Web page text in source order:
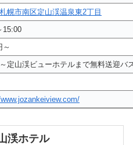
幌市南区定山渓温泉東2丁目
15:00
～
定山渓ビューホテルまで無料送迎
渓ホテル